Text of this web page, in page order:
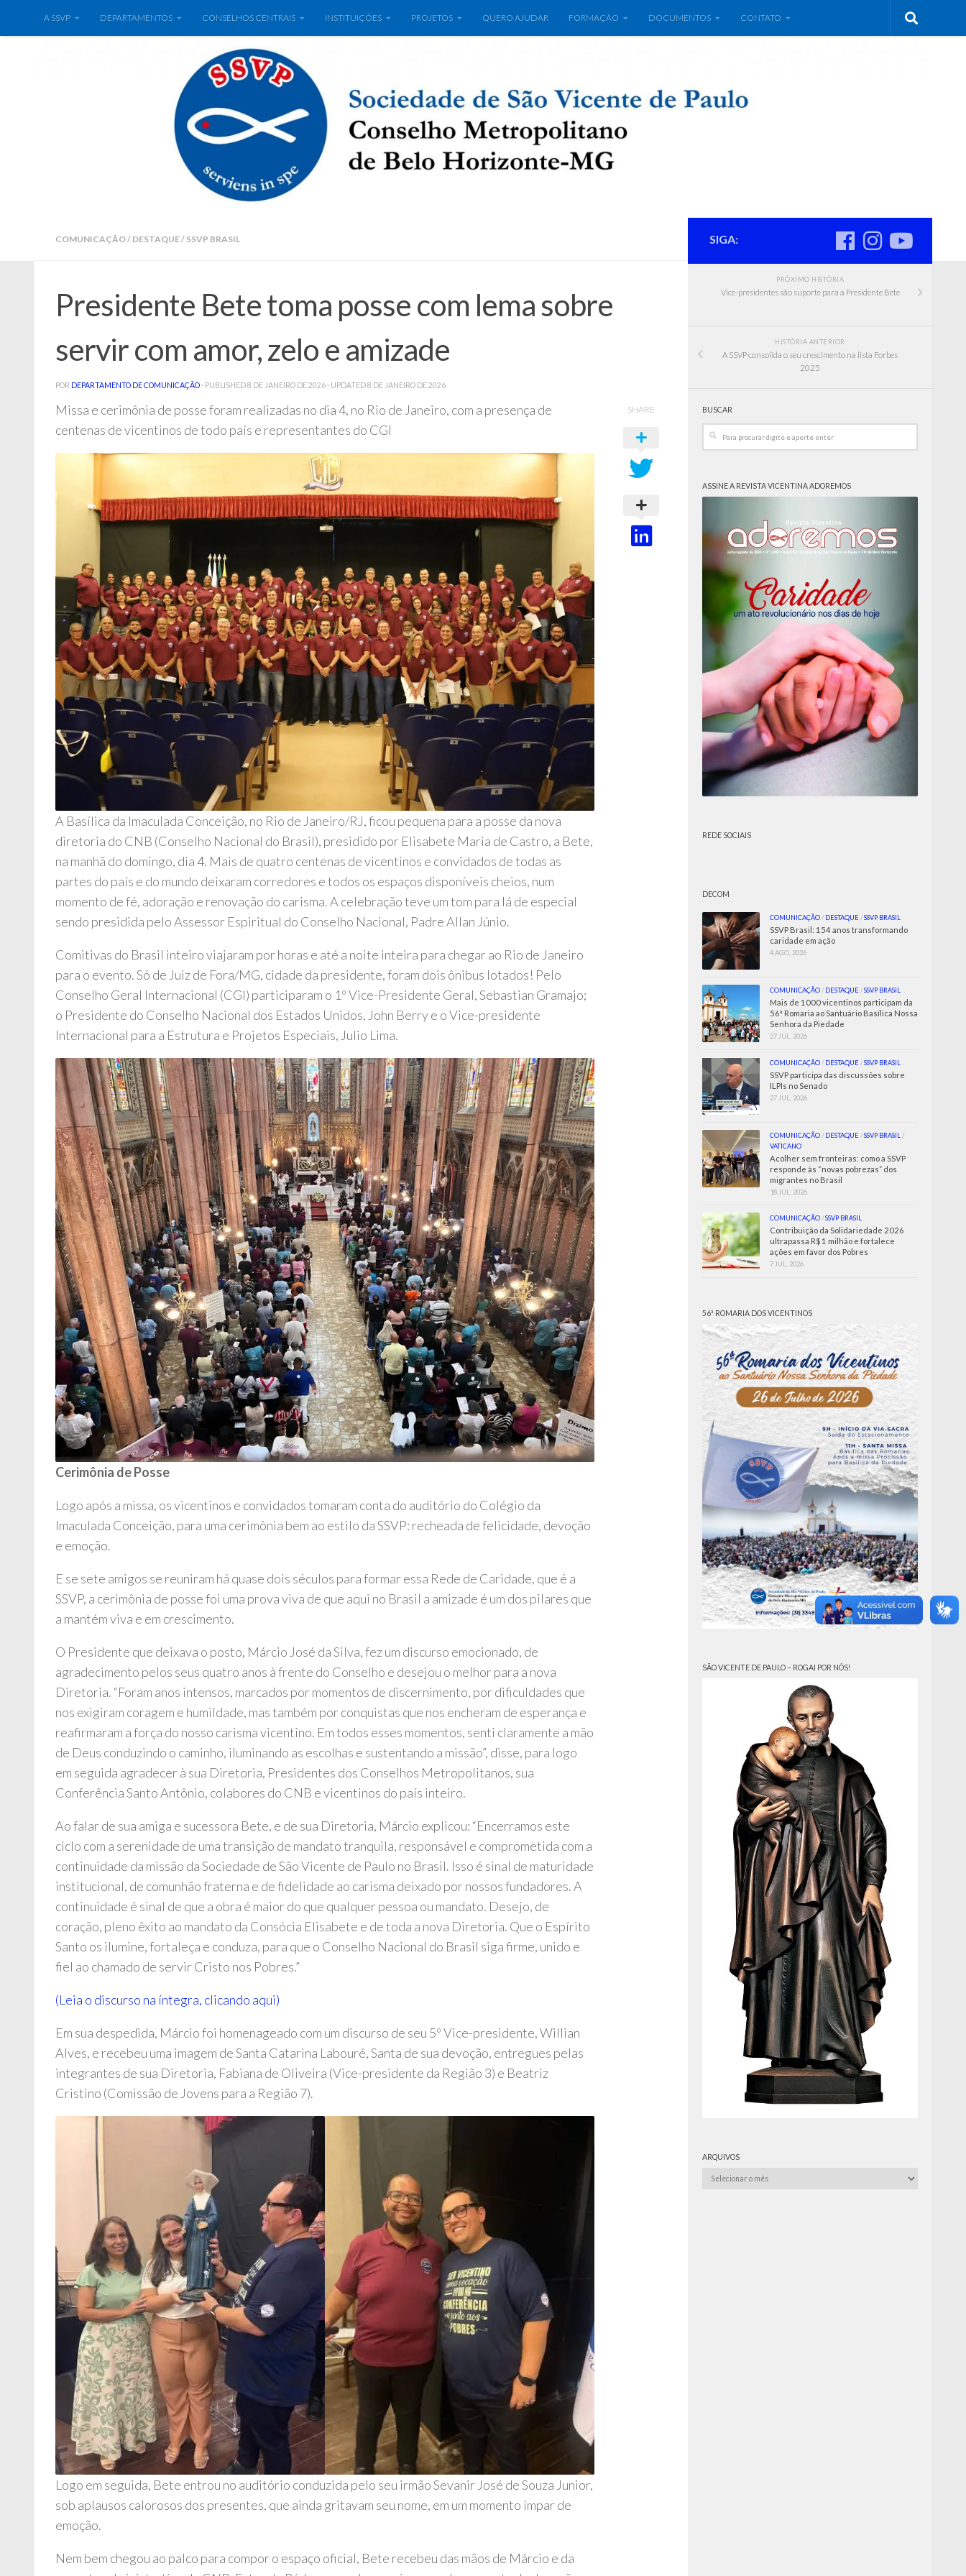
A SSVP DEPARTAMENTOS CONSELHOS CENTRAIS INSTITUIÇÕES PROJETOS QUERO AJUDAR FORMAÇÃO DOCUMENTOS CONTATO
COMUNICAÇÃO/ DESTAQUE/ SSVP BRASIL
Presidente Bete toma posse com lema sobre
servir com amor, zelo e amizade
POR DEPARTAMENTO DE COMUNICAÇÃO · PUBLISHED8 DE JANEIRO DE 2026 · UPDATED8 DE JANEIRO DE 2026
Missa e cerimônia de posse foram realizadas no dia 4, no Rio de Janeiro, com a presença de
centenas de vicentinos de todo país e representantes do CGI
A Basílica da Imaculada Conceição, no Rio de Janeiro/RJ, ficou pequena para a posse da nova
diretoria do CNB (Conselho Nacional do Brasil), presidido por Elisabete Maria de Castro, a Bete,
na manhã do domingo, dia 4. Mais de quatro centenas de vicentinos e convidados de todas as
partes do país e do mundo deixaram corredores e todos os espaços disponíveis cheios, num
momento de fé, adoração e renovação do carisma. A celebração teve um tom para lá de especial
sendo presidida pelo Assessor Espiritual do Conselho Nacional, Padre Allan Júnio.
Comitivas do Brasil inteiro viajaram por horas e até a noite inteira para chegar ao Rio de Janeiro
para o evento. Só de Juiz de Fora/MG, cidade da presidente, foram dois ônibus lotados! Pelo
Conselho Geral Internacional (CGI) participaram o 1º Vice-Presidente Geral, Sebastian Gramajo;
o Presidente do Conselho Nacional dos Estados Unidos, John Berry e o Vice-presidente
Internacional para a Estrutura e Projetos Especiais, Julio Lima.
Cerimônia de Posse
Logo após a missa, os vicentinos e convidados tomaram conta do auditório do Colégio da
Imaculada Conceição, para uma cerimônia bem ao estilo da SSVP: recheada de felicidade, devoção
e emoção.
E se sete amigos se reuniram há quase dois séculos para formar essa Rede de Caridade, que é a
SSVP, a cerimônia de posse foi uma prova viva de que aqui no Brasil a amizade é um dos pilares que
a mantém viva e em crescimento.
O Presidente que deixava o posto, Márcio José da Silva, fez um discurso emocionado, de
agradecimento pelos seus quatro anos à frente do Conselho e desejou o melhor para a nova
Diretoria. “Foram anos intensos, marcados por momentos de discernimento, por dificuldades que
nos exigiram coragem e humildade, mas também por conquistas que nos encheram de esperança e
reafirmaram a força do nosso carisma vicentino. Em todos esses momentos, senti claramente a mão
de Deus conduzindo o caminho, iluminando as escolhas e sustentando a missão”, disse, para logo
em seguida agradecer à sua Diretoria, Presidentes dos Conselhos Metropolitanos, sua
Conferência Santo Antônio, colabores do CNB e vicentinos do país inteiro.
Ao falar de sua amiga e sucessora Bete, e de sua Diretoria, Márcio explicou: “Encerramos este
ciclo com a serenidade de uma transição de mandato tranquila, responsável e comprometida com a
continuidade da missão da Sociedade de São Vicente de Paulo no Brasil. Isso é sinal de maturidade
institucional, de comunhão fraterna e de fidelidade ao carisma deixado por nossos fundadores. A
continuidade é sinal de que a obra é maior do que qualquer pessoa ou mandato. Desejo, de
coração, pleno êxito ao mandato da Consócia Elisabete e de toda a nova Diretoria. Que o Espírito
Santo os ilumine, fortaleça e conduza, para que o Conselho Nacional do Brasil siga firme, unido e
fiel ao chamado de servir Cristo nos Pobres.”
(Leia o discurso na íntegra, clicando aqui)
Em sua despedida, Márcio foi homenageado com um discurso de seu 5º Vice-presidente, Willian
Alves, e recebeu uma imagem de Santa Catarina Labouré, Santa de sua devoção, entregues pelas
integrantes de sua Diretoria, Fabiana de Oliveira (Vice-presidente da Região 3) e Beatriz
Cristino (Comissão de Jovens para a Região 7).
Logo em seguida, Bete entrou no auditório conduzida pelo seu irmão Sevanir José de Souza Junior,
sob aplausos calorosos dos presentes, que ainda gritavam seu nome, em um momento ímpar de
emoção.
Nem bem chegou ao palco para compor o espaço oficial, Bete recebeu das mãos de Márcio e da
SHARE
SIGA:
PRÓXIMO HISTÓRIA
Vice-presidentes são suporte para a Presidente Bete
HISTÓRIA ANTERIOR
A SSVP consolida o seu crescimento na lista Forbes
2025
BUSCAR
ASSINE A REVISTA VICENTINA ADOREMOS
REDE SOCIAIS
DECOM
COMUNICAÇÃO / DESTAQUE /SSVP BRASIL
SSVP Brasil: 154 anos transformando
caridade em ação
4 AGO, 2026
COMUNICAÇÃO / DESTAQUE /SSVP BRASIL
Mais de 1000 vicentinos participam da
56ª Romaria ao Santuário Basílica Nossa
Senhora da Piedade
27 JUL, 2026
COMUNICAÇÃO / DESTAQUE /SSVP BRASIL
SSVP participa das discussões sobre
ILPIs no Senado
27 JUL, 2026
COMUNICAÇÃO / DESTAQUE /SSVP BRASIL /
VATICANO
Acolher sem fronteiras: como a SSVP
responde às “novas pobrezas” dos
migrantes no Brasil
18 JUL, 2026
COMUNICAÇÃO /SSVP BRASIL
Contribuição da Solidariedade 2026
ultrapassa R$ 1 milhão e fortalece
ações em favor dos Pobres
7 JUL, 2026
56ª ROMARIA DOS VICENTINOS
SÃO VICENTE DE PAULO – ROGAI POR NÓS!
ARQUIVOS
Arquivos